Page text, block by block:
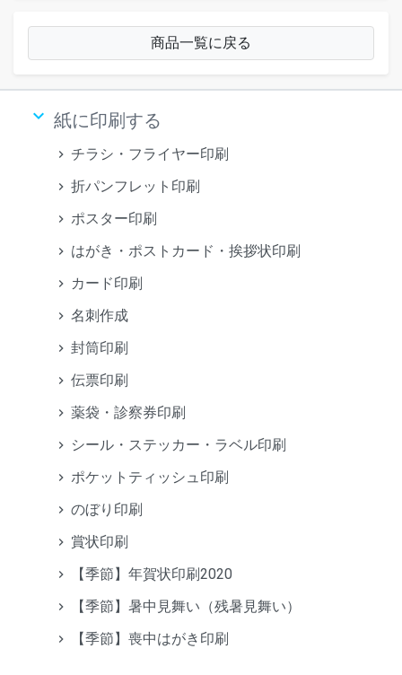
商品一覧に戻る
keyboard_arrow_down 紙に印刷する
チラシ・フライヤー印刷
折パンフレット印刷
ポスター印刷
はがき・ポストカード・挨拶状印刷
カード印刷
名刺作成
封筒印刷
伝票印刷
薬袋・診察券印刷
シール・ステッカー・ラベル印刷
ポケットティッシュ印刷
のぼり印刷
賞状印刷
【季節】年賀状印刷2020
【季節】暑中見舞い（残暑見舞い）
【季節】喪中はがき印刷